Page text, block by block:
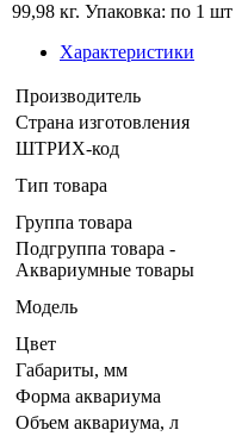
99,98 кг. Упаковка: по 1 шт
Характеристики
Производитель
Страна изготовления
ШТРИХ-код
Тип товара
Группа товара
Подгруппа товара -
Аквариумные товары
Модель
Цвет
Габариты, мм
Форма аквариума
Объем аквариума, л